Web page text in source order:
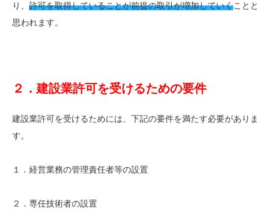
り、 許可を取得していることが前提の取引が増加していくことと
思われます。
２．建設業許可を受けるための要件
建設業許可を受けるためには、下記の要件を満たす必要がありま
す。
１．経営業務の管理責任者等の設置
２．専任技術者の設置